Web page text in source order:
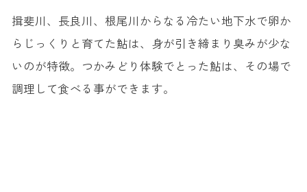
揖斐川、長良川、根尾川からなる冷たい地下水で卵か
らじっくりと育てた鮎は、身が引き締まり臭みが少な
いのが特徴。つかみどり体験でとった鮎は、その場で
調理して食べる事ができます。